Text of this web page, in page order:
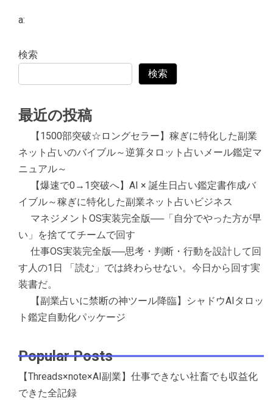
a:
検索
検索
最近の投稿
【1500部突破☆ロングセラー】稼ぎに特化した副業
ネット占いのバイブル～逆算タロット占いメール鑑定マ
ニュアル～
【爆速で0→1突破へ】AI × 誕生日占い鑑定書作成バ
イブル～稼ぎに特化した副業ネット占いビジネス
マネジメントOS実装完全版──「自分でやった方が早
い」を捨ててチームで回す
仕事OS実装完全版──思考・判断・行動を設計して回
す人の1日 「読む」では終わらせない。今日から回す実
装書だ。
【副業占いに禁断の神ツール降臨】シャドウAIタロッ
ト鑑定自動化パッケージ
Popular Posts
【Threads×note×AI副業】仕事できない社畜でも収益化
できた全記録